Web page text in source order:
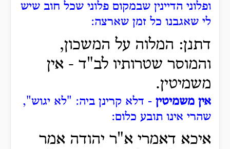
ופלוני הדיינין שבמקום פלוני שכל חוב שיש
לי שאגבנו כל זמן שארצה:
דתנן: המלוה על המשכון,
והמוסר שטרותיו לב"ד - אין
משמיטין.
אין משמיטין - דלא קרינן ביה: "לא יגוש",
שהרי אינו תובע כלום:
איכא דאמרי א"ר יהודה אמר